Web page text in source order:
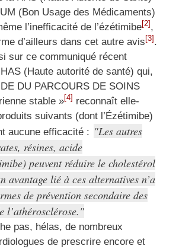
(Bon Usage des Médicaments)
l’inefficacité de l’ézétimibe[2] ,
d’ailleurs dans cet autre avis [3] .
sur ce communiqué récent
(Haute autorité de santé) qui,
DU PARCOURS DE SOINS
stable »[4] reconnaît elle-
suivants (dont l’Ézétimibe)
aucune efficacité :
Les autres
résines, acide
peuvent réduire le cholestérol
avantage lié à ces alternatives n’a
de prévention secondaire des
l’athérosclérose.
pas, hélas, de nombreux
de prescrire encore et